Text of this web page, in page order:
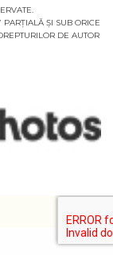
ȘI SUB ORICE
DE AUTOR